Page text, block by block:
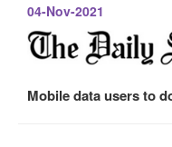
04-Nov-2021
Mobile data users to